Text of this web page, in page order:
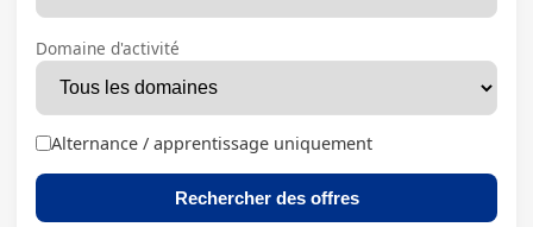
Domaine d'activité
Alternance / apprentissage uniquement
Rechercher des offres